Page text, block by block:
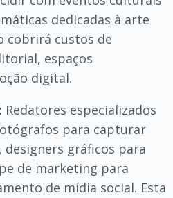
dedicadas à arte
cobrirá custos de
espaços
digital.
Redatores especializados
para capturar
gráficos para
de marketing para
de mídia social. Esta